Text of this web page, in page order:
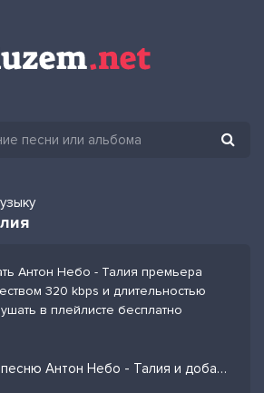
Антон Небо - Талия премьера
320 kbps и длительностью
в плейлисте бесплатно
Слушать песню Антон Небо - Талия и добавить в избранных